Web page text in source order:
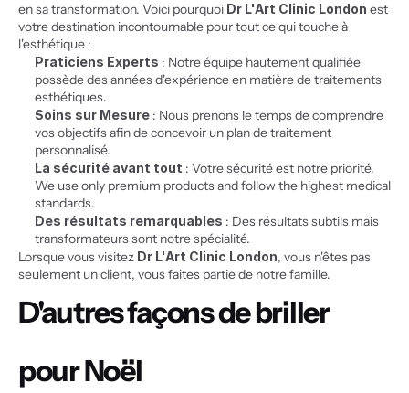
en sa transformation. Voici pourquoi Dr L'Art Clinic London est
votre destination incontournable pour tout ce qui touche à
l'esthétique :
Praticiens Experts : Notre équipe hautement qualifiée
possède des années d'expérience en matière de traitements
esthétiques.
Soins sur Mesure : Nous prenons le temps de comprendre
vos objectifs afin de concevoir un plan de traitement
personnalisé.
La sécurité avant tout : Votre sécurité est notre priorité.
We use only premium products and follow the highest medical
standards.
Des résultats remarquables : Des résultats subtils mais
transformateurs sont notre spécialité.
Lorsque vous visitez Dr L'Art Clinic London, vous n'êtes pas
seulement un client, vous faites partie de notre famille.
D'autres façons de briller
pour Noël